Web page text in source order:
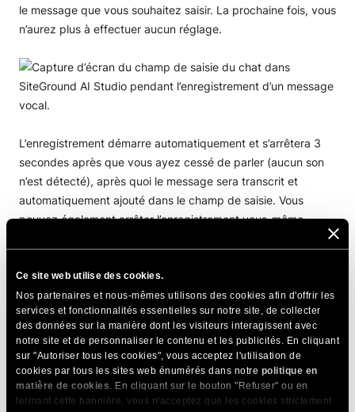
Ce site web utilise des cookies.
Nos partenaires et nous-mêmes utilisons des cookies afin d'offrir les
services et fonctionnalités essentielles sur notre site, de collecter
des données sur la manière dont les visiteurs interagissent avec
notre site et de personnaliser le contenu et les publicités. En cliquant
sur "Autoriser tous les cookies", vous acceptez l'utilisation de
cookies par tous les sites web énumérés dans notre politique en
matière de cookies. En cliquant sur le bouton "Refuser" ou en
fermant cette bannière, vous n'acceptez que les cookies strictement
le message que vous souhaitez saisir. La prochaine fois, vous
n’aurez plus à effectuer aucun réglage.
L’enregistrement démarre automatiquement et s’arrêtera 3
secondes après que vous ayez cessé de parler (aucun son
n’est détecté), après quoi le message sera transcrit et
automatiquement ajouté dans le champ de saisie. Vous
pouvez également arrêter l’enregistrement vous-même.
Vérifiez si le message a été transcrit avec précision et
cliquez sur la flèche « Envoyer ».